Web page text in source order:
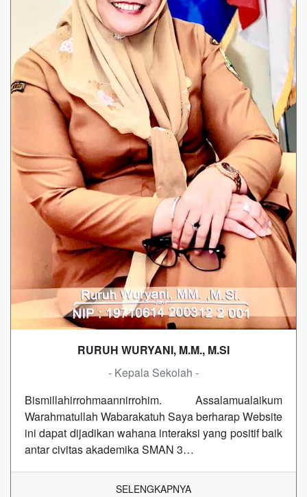
RURUH WURYANI, M.M., M.SI
- Kepala Sekolah -
Bismillahirrohmaannirrohim. Assalamualaikum
Warahmatullah Wabarakatuh Saya berharap Website
ini dapat dijadikan wahana interaksi yang positif baik
antar civitas akademika SMAN 3…
SELENGKAPNYA